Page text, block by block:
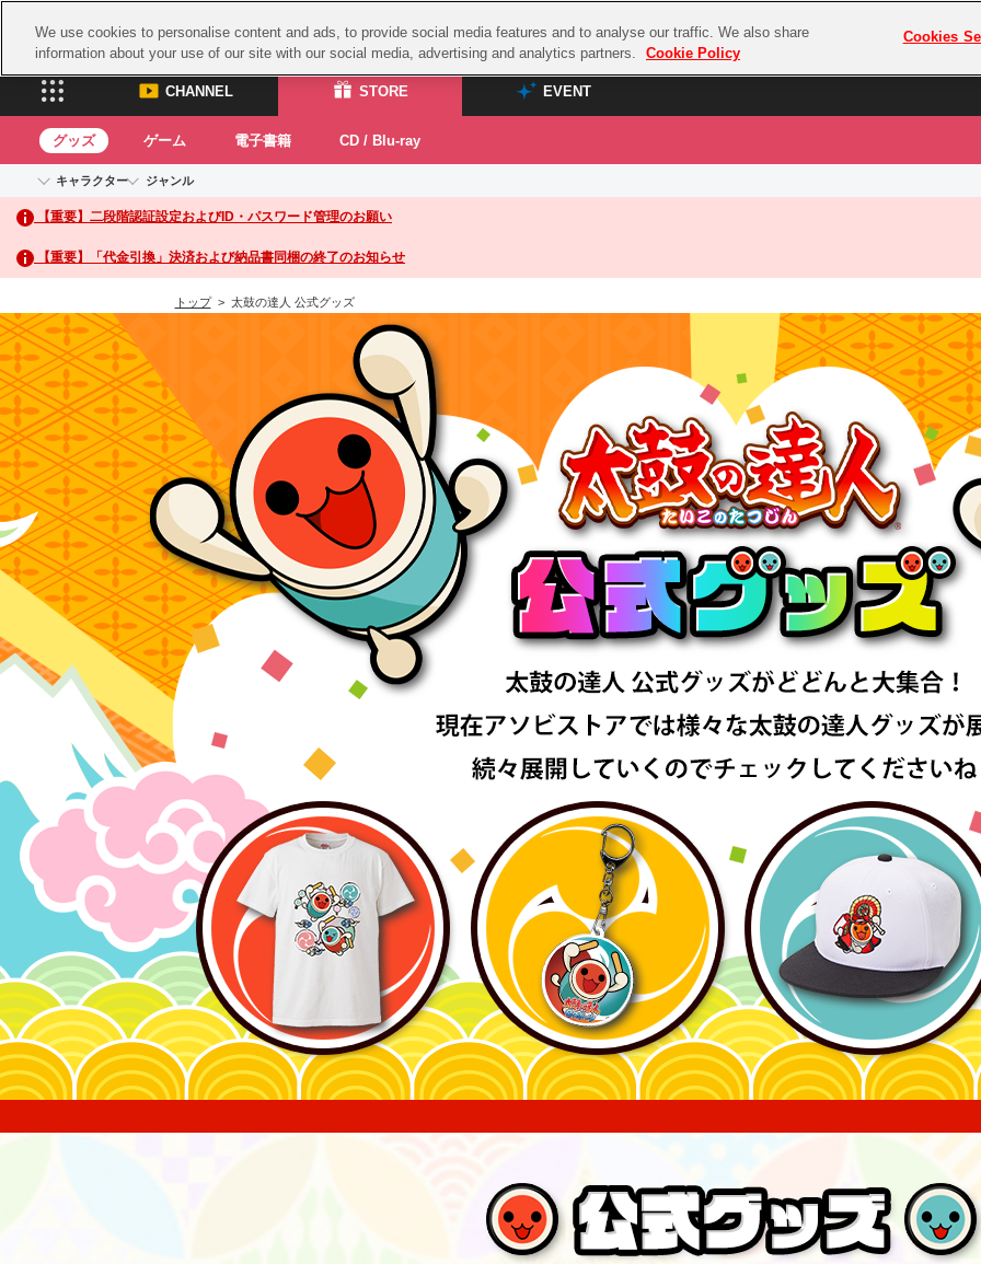
プレミアム会員と
CHANNEL STORE EVENT
CHANNEL
ASOBI CHANNEL TOP
STORE
ASOBI STORE TOP
グッズ
ゲーム
電子書籍
CD / Blu-ray
EVENT
ASOBI STAGE
その他先行受付
グッズ ゲーム 電子書籍 CD / Blu-ray
キャラクター
アイドルマスターシリーズ
アイドルマスター
アイドルマスター シンデレラガールズ
アイドルマスター ミリオンライブ！
アイドルマスター SideM
アイドルマスター シャイニーカラーズ
学園アイドルマスター
プロジェクトアイマス ヴイアライヴ
テイルズ オブ シリーズ
電音部
パックマン
ガンダムシリーズ
ドラゴンボール
ラブライブ！サンシャイン‼
ラブライブ！スーパースター!!
アイドリッシュセブン
モフモフパレード
ジャンル
イベントグッズ
トイ・ホビー
【重要】二段階認証設定およびID・パスワード管理のお願い
【重要】「代金引換」決済および納品書同梱の終了のお知らせ
トップ> 太鼓の達人 公式グッズ
We use cookies to personalise content and ads, to provide social media features and to analyse our traffic. We also share
information about your use of our site with our social media, advertising and analytics partners.
Cookie Policy
Cookies